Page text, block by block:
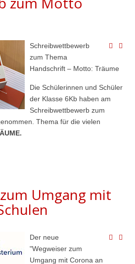
Schreibwettbewerb
zum Thema
Handschrift – Motto: Träume
Die Schülerinnen und Schüler
der Klasse 6Kb haben am
Schreibwettbewerb zum
Thema für die vielen
Umgang mit
Der neue
"Wegweiser zum
Umgang mit Corona an